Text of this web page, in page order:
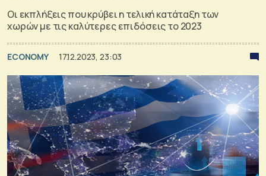
Οι εκπλήξεις που κρύβει η τελική κατάταξη των
χωρών με τις καλύτερες επιδόσεις το 2023
ECONOMY 17.12.2023, 23:03